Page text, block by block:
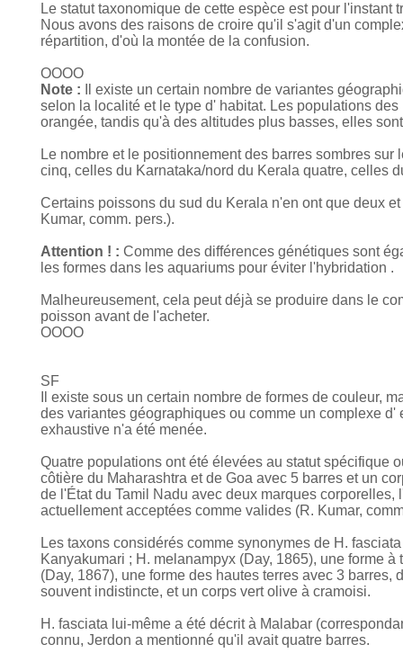
Le statut taxonomique de cette espèce est pour
Nous avons des raisons de croire qu'il s'agit d'un
répartition, d'où la montée de la confusion.
OOOO
Note :
Il existe un certain nombre de variantes
selon la localité et le type d' habitat. Les populations
orangée, tandis qu'à des altitudes plus basses, elles
Le nombre et le positionnement des barres sombres
cinq, celles du Karnataka/nord du Kerala quatre, celles
Certains poissons du sud du Kerala n'en ont que deux
Kumar, comm. pers.).
Attention ! : Comme des différences génétiques sont
les formes dans les aquariums pour éviter l'hybridation .
Malheureusement, cela peut déjà se produire dans le
poisson avant de l'acheter.
OOOO
SF
Il existe sous un certain nombre de formes de couleur,
des variantes géographiques ou comme un complexe
exhaustive n'a été menée.
Quatre populations ont été élevées au statut spécifique
côtière du Maharashtra et de Goa avec 5 barres et un
de l'État du Tamil Nadu avec deux marques
actuellement acceptées comme valides (R. Kumar,
Les taxons considérés comme synonymes de H.
Kanyakumari ; H. melanampyx (Day, 1865), une forme
(Day, 1867), une forme des hautes terres avec 3
souvent indistincte, et un corps vert olive à cramoisi.
H. fasciata lui-même a été décrit à Malabar
connu, Jerdon a mentionné qu'il avait quatre barres.